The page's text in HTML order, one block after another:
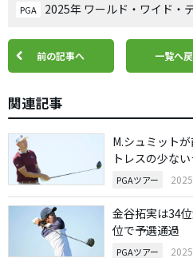
PGA 2025年 ワールド・ワイド・
前の記事へ 一覧へ
関連記事
M.シュミット
トレスの少ない
PGAツアー
金谷拓実は34
位で予選通過
PGAツアー